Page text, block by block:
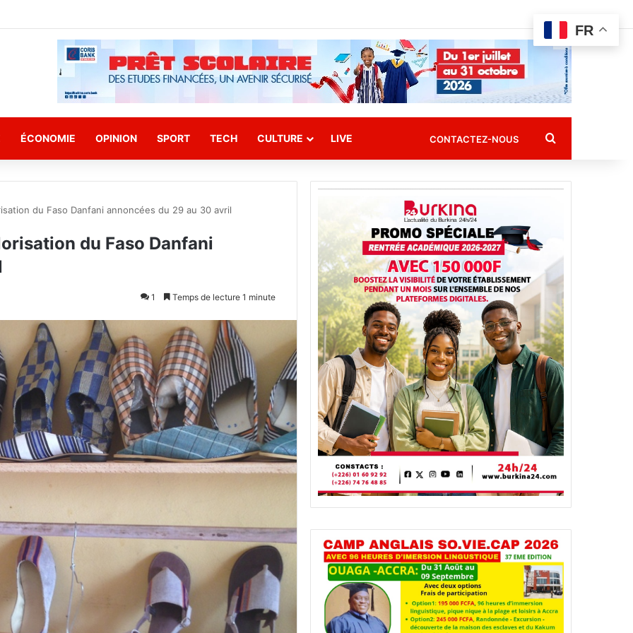
ÉCONOMIE OPINION SPORT TECH CULTURE LIVE CONTACTEZ-NOUS Rechercher
du Faso Danfani annoncées du 29 au 30 avril
du Faso Danfani
1 Temps de lecture 1 minute
FR